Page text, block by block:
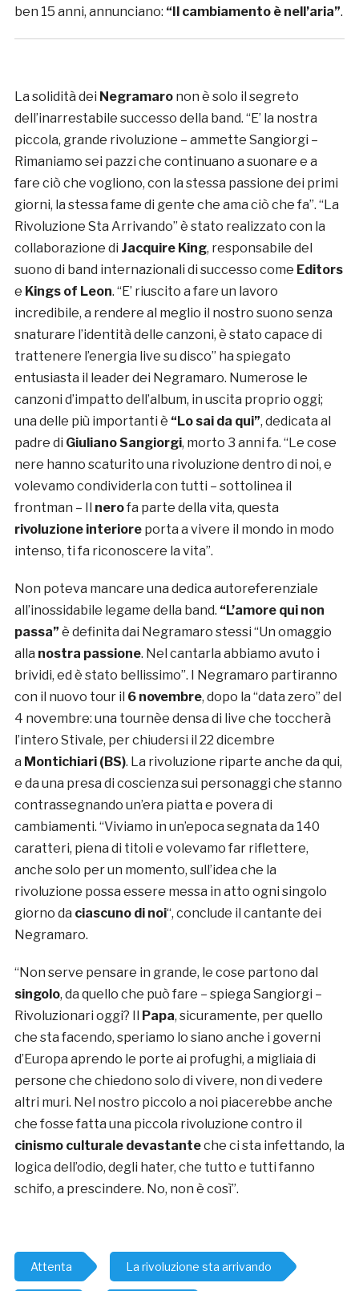
ben 15 anni, annunciano: “Il cambiamento è nell’aria”.
La solidità dei Negramaronon è solo il segreto
dell’inarrestabile successo della band. “E’ la nostra
piccola, grande rivoluzione – ammette Sangiorgi –
Rimaniamo sei pazzi che continuano a suonare e a
fare ciò che vogliono, con la stessa passione dei primi
giorni, la stessa fame di gente che ama ciò che fa”. “La
Rivoluzione Sta Arrivando” è stato realizzato con la
collaborazione di Jacquire King, responsabile del
suono di band internazionali di successo come Editors
e Kings of Leon. “E’ riuscito a fare un lavoro
incredibile, a rendere al meglio il nostro suono senza
snaturare l’identità delle canzoni, è stato capace di
trattenere l’energia live su disco” ha spiegato
entusiasta il leader dei Negramaro. Numerose le
canzoni d’impatto dell’album, in uscita proprio oggi;
una delle più importanti è “Lo sai da qui”, dedicata al
padre di Giuliano Sangiorgi, morto 3 anni fa. “Le cose
nere hanno scaturito una rivoluzione dentro di noi, e
volevamo condividerla con tutti – sottolinea il
frontman – Il nerofa parte della vita, questa
rivoluzione interioreporta a vivere il mondo in modo
intenso, ti fa riconoscere la vita”.
Non poteva mancare una dedica autoreferenziale
all’inossidabile legame della band. “L’amore qui non
passa” è definita dai Negramaro stessi “Un omaggio
alla nostra passione. Nel cantarla abbiamo avuto i
brividi, ed è stato bellissimo”. I Negramaro partiranno
con il nuovo tour il 6 novembre, dopo la “data zero” del
4 novembre: una tournèe densa di live che toccherà
l’intero Stivale, per chiudersi il 22 dicembre
a Montichiari (BS). La rivoluzione riparte anche da qui,
e da una presa di coscienza sui personaggi che stanno
contrassegnando un’era piatta e povera di
cambiamenti. “Viviamo in un’epoca segnata da 140
caratteri, piena di titoli e volevamo far riflettere,
anche solo per un momento, sull’idea che la
rivoluzione possa essere messa in atto ogni singolo
giorno da ciascuno di noi“, conclude il cantante dei
Negramaro.
“Non serve pensare in grande, le cose partono dal
singolo, da quello che può fare – spiega Sangiorgi –
Rivoluzionari oggi? Il Papa, sicuramente, per quello
che sta facendo, speriamo lo siano anche i governi
d’Europa aprendo le porte ai profughi, a migliaia di
persone che chiedono solo di vivere, non di vedere
altri muri. Nel nostro piccolo a noi piacerebbe anche
che fosse fatta una piccola rivoluzione contro il
cinismo culturale devastanteche ci sta infettando, la
logica dell’odio, degli hater, che tutto e tutti fanno
schifo, a prescindere. No, non è così”.
Attenta La rivoluzione sta arrivando